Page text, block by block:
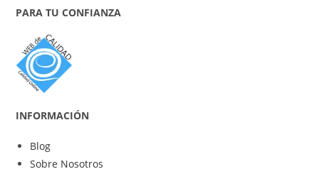
PARA TU CONFIANZA
INFORMACIÓN
Blog
Sobre Nosotros